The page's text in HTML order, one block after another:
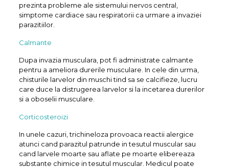
prezinta probleme ale sistemului nervos central,
simptome cardiace sau respiratorii ca urmare a invaziei
parazitiilor.
Calmante
Dupa invazia musculara, pot fi administrate calmante
pentru a ameliora durerile musculare. In cele din urma,
chisturile larvelor din muschi tind sa se calcifieze, lucru
care duce la distrugerea larvelor si la incetarea durerilor
si a oboselii musculare.
Corticosteroizi
In unele cazuri, trichineloza provoaca reactii alergice
atunci cand parazitul patrunde in tesutul muscular sau
cand larvele moarte sau aflate pe moarte elibereaza
substante chimice in tesutul muscular. Medicul poate